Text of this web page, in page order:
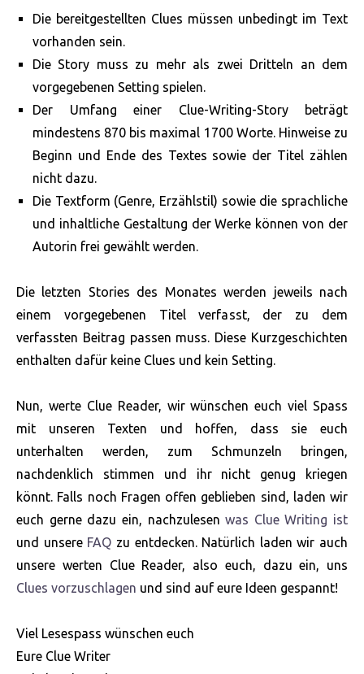
Die bereitgestellten Clues müssen unbedingt im Text
vorhanden sein.
Die Story muss zu mehr als zwei Dritteln an dem
vorgegebenen Setting spielen.
Der Umfang einer Clue-Writing-Story beträgt
mindestens 870 bis maximal 1700 Worte. Hinweise zu
Beginn und Ende des Textes sowie der Titel zählen
nicht dazu.
Die Textform (Genre, Erzählstil) sowie die sprachliche
und inhaltliche Gestaltung der Werke können von der
Autorin frei gewählt werden.
Die letzten Stories des Monates werden jeweils nach
einem vorgegebenen Titel verfasst, der zu dem
verfassten Beitrag passen muss. Diese Kurzgeschichten
enthalten dafür keine Clues und kein Setting.
Nun, werte Clue Reader, wir wünschen euch viel Spass
mit unseren Texten und hoffen, dass sie euch
unterhalten werden, zum Schmunzeln bringen,
nachdenklich stimmen und ihr nicht genug kriegen
könnt. Falls noch Fragen offen geblieben sind, laden wir
euch gerne dazu ein, nachzulesenwas Clue Writing ist
und unsere FAQ zu entdecken. Natürlich laden wir auch
unsere werten Clue Reader, also euch, dazu ein, uns
Clues vorzuschlagen und sind auf eure Ideen gespannt!
Viel Lesespass wünschen euch
Eure Clue Writer